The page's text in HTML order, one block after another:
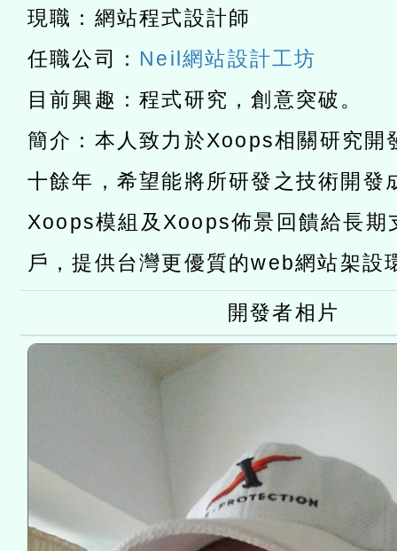
程
A3數位素養講師名單
「數位內容與教學軟體線
t」
有關大陸委員會函釋公務
赴陸應申請許可一案
轉知經濟部水利署委託財
研究院辦理「115年表揚
位及節水達人選拔活動」
115年8月22日(星期六)辦
市孔廟祈福系列活動—儒
2026年桃園地景藝術節教
現職：網站程式設計師
任職公司： Neil網站設計工坊
目前興趣：程式研究，創意突破。
簡介：本人致力於Xoops相關研究開
十餘年，希望能將所研發之技術開發
Xoops模組及Xoops佈景回饋給長期
戶，提供台灣更優質的web網站架設
開發者相片